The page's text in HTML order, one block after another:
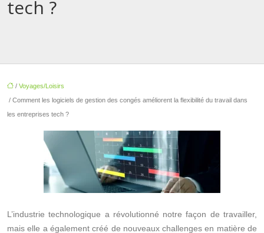
tech ?
/ Voyages/Loisirs
/ Comment les logiciels de gestion des congés améliorent la flexibilité du travail dans
les entreprises tech ?
L’industrie technologique a révolutionné notre façon de travailler,
mais elle a également créé de nouveaux challenges en matière de